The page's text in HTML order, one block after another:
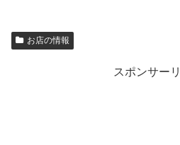
お店の情報
スポンサー